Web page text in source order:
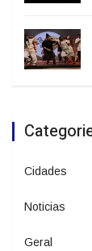
Cidades
Noticias
Geral